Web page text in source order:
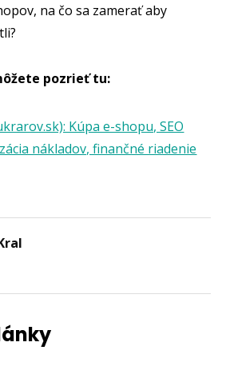
na čo sa zamerať aby
pozrieť tu:
Kúpa e-shopu, SEO
nákladov, finančné riadenie